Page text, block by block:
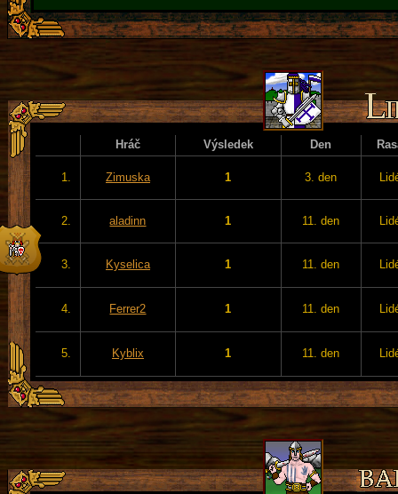
Hráč Výsledek Den
1. Zimuska 1 3. den
2. aladinn 1 11. den
3. Kyselica 1 11. den
4. Ferrer2 1 11. den
5. Kyblix 1 11. den